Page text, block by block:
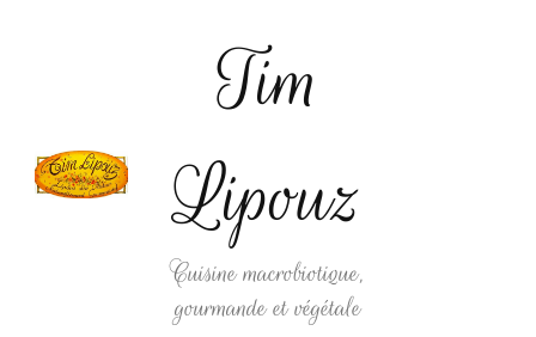
Tim
Lipouz
Cuisine macrobiotique,
gourmande et végétale